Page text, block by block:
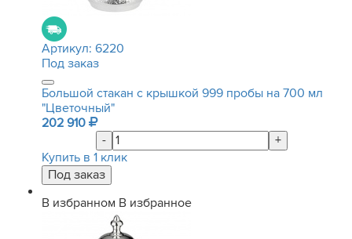
Артикул: 6220
Под заказ
Большой стакан с крышкой 999 пробы на 700 мл
"Цветочный"
202 910
-
+
Купить в 1 клик
В избранном В избранное